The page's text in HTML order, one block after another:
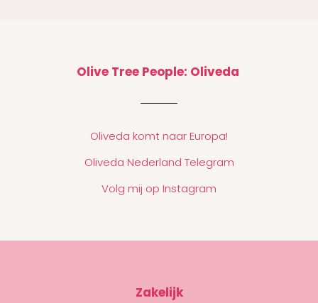
Olive Tree People: Oliveda
Oliveda komt naar Europa!
Oliveda Nederland Telegram
Volg mij op Instagram
Zakelijk